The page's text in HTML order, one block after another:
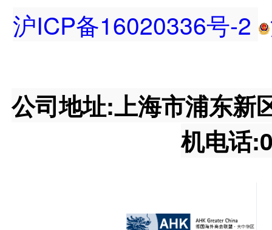
沪ICP备16020336号-2
公司地址:上海市浦东新
机电话